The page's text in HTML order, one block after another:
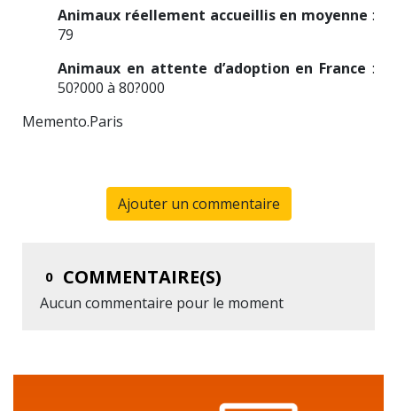
Animaux réellement accueillis en moyenne :
79
Animaux en attente d’adoption en France :
50?000 à 80?000
Memento.Paris
Ajouter un commentaire
0 COMMENTAIRE(S)
Aucun commentaire pour le moment